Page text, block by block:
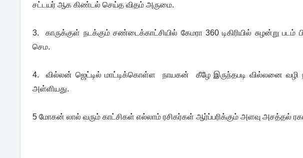
சட்டயர் ஆக கிண்டல் செய்த விதம் அருமை.
3. காருக்குள் நடக்கும் சண்டைக்காட்சியில் கேமரா 360 டிகிரியில் சுழன்று படம்
செம.
4. வில்லன் ஜெட்டில் மாட்டிக்கொள்ள நாயகன் கீழே இருந்தபடி வில்லனை வழி
அள்ளியது.
5 மோகன் லால் வரும் காட்சிகள் எல்லாம் ரசிகர்கள் ஆர்ப்பரிக்கும் அளவு அசத்தல்